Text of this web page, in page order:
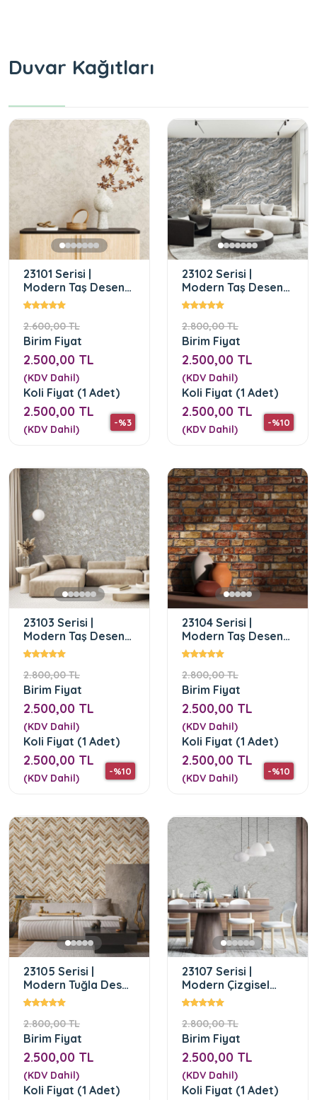
Duvar Kağıtları
23101 Serisi |
Modern Taş Desen
Duvar Kağıdı
2.600,00 TL
-%3
Birim Fiyat
2.500,00 TL
(KDV Dahil)
Koli Fiyat (1 Adet)
2.500,00 TL
(KDV Dahil)
23102 Serisi |
Modern Taş Desen
Duvar Kağıdı
2.800,00 TL
-%10
Birim Fiyat
2.500,00 TL
(KDV Dahil)
Koli Fiyat (1 Adet)
2.500,00 TL
(KDV Dahil)
23103 Serisi |
Modern Taş Desen
Duvar Kağıdı
2.800,00 TL
-%10
Birim Fiyat
2.500,00 TL
(KDV Dahil)
Koli Fiyat (1 Adet)
2.500,00 TL
(KDV Dahil)
23104 Serisi |
Modern Taş Desen
Duvar Kağıdı
2.800,00 TL
-%10
Birim Fiyat
2.500,00 TL
(KDV Dahil)
Koli Fiyat (1 Adet)
2.500,00 TL
(KDV Dahil)
23105 Serisi |
Modern Tuğla Desen
Duvar Kağıdı
2.800,00 TL
Birim Fiyat
2.500,00 TL
(KDV Dahil)
Koli Fiyat (1 Adet)
23107 Serisi |
Modern Çizgisel
Desen Duvar Kağıdı
2.800,00 TL
Birim Fiyat
2.500,00 TL
(KDV Dahil)
Koli Fiyat (1 Adet)